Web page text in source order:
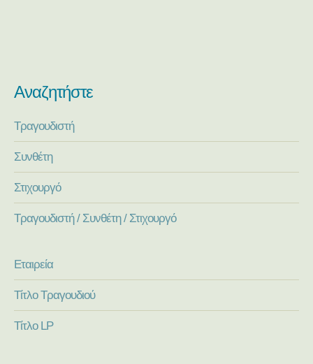
Αναζητήστε
Τραγουδιστή
Συνθέτη
Στιχουργό
Τραγουδιστή / Συνθέτη / Στιχουργό
Εταιρεία
Τίτλο Τραγουδιού
Τίτλο LP